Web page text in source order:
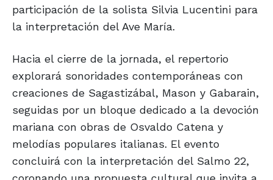
participación de la solista Silvia Lucentini para
la interpretación del Ave María.
Hacia el cierre de la jornada, el repertorio
explorará sonoridades contemporáneas con
creaciones de Sagastizábal, Mason y Gabarain,
seguidas por un bloque dedicado a la devoción
mariana con obras de Osvaldo Catena y
melodías populares italianas. El evento
concluirá con la interpretación del Salmo 22,